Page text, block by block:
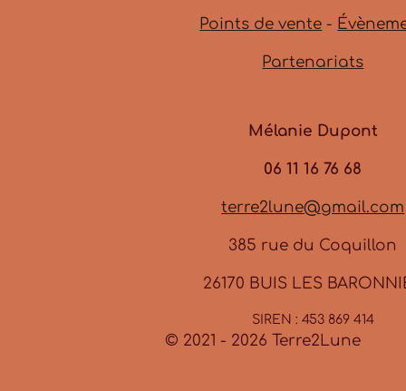
o
k
r
a
e
Points de vente -
Partenariats
Mélanie Dupont
06 11 16 76 68
terre2lune@gmail.com
385 rue du Coquillon
26170 BUIS LES
SIREN : 453 869 414
© 2021 - 2026 Terre2Lune